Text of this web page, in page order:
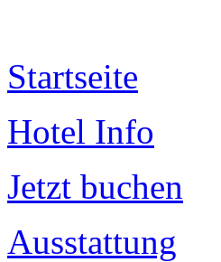
Startseite
Hotel Info
Jetzt buchen
Ausstattung